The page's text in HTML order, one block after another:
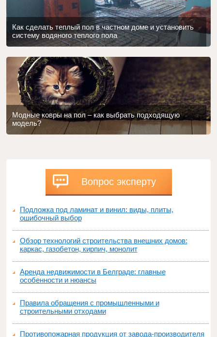
Как сделать теплый пол в частном доме и установить
систему водяного теплого пола
Модные ковры на пол – как выбрать подходящую
модель?
Вопрос эксперту
Подложка под ламинат и винил: виды, плиты,
ошибочный выбор
Обзор технологий строительства внешних домов:
каркас, газобетон, кирпич, монолит
Аренда недвижимости в Белграде: главные
особенности и нюансы
Правила обращения с промышленными и
строительными отходами
Противопожарная продукция от завода-производителя